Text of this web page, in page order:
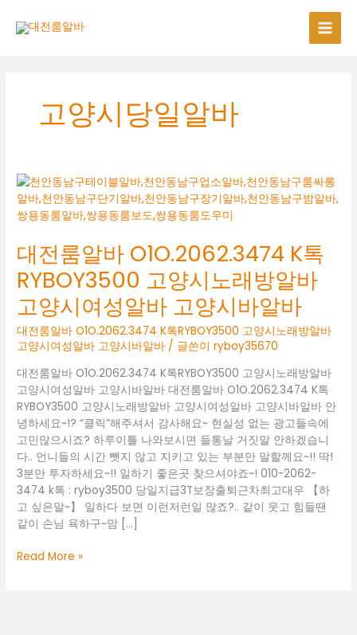
고양시당일알바
대전룸알바 O1O.2062.3474 K톡
RYBOY3500 고양시노래방알바
고양시여성알바 고양시바알바
대전룸알바 O1O.2062.3474 K톡RYBOY3500 고양시노래방알바
고양시여성알바 고양시바알바 / 글쓴이ryboy35670
대전룸알바 O1O.2062.3474 K톡RYBOY3500 고양시노래방알바
고양시여성알바 고양시바알바 대전룸알바 O1O.2062.3474 K톡
RYBOY3500 고양시노래방알바 고양시여성알바 고양시바알바 안
녕하세요~!? “클릭”해주셔서 감사해요~ 현실성 없는 광고들속에
고민많으시죠? 하루이틀 나와보시면 들통날 거짓말 안하겠습니
다.. 언니들의 시간 뺏지 않고 지키고 있는 부분만 말할께요~!! 딱!
3분만 투자하세요~!! 일하기 좋은곳 찾으셔야죠~! 010-2062-
3474 k톡 : ryboy3500 당일지급3T보장출퇴근차최고대우 【하
고 싶은말~】 일하다 보면 이런저런일 많죠?.. 같이 웃고 힘들땐
같이 손님 욕하구~맘 […]
대
Read More »